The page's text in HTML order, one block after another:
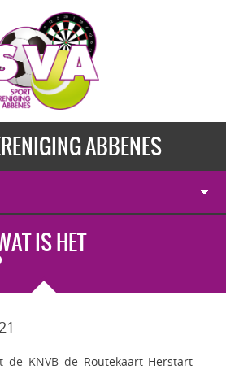
ABBENES
IS HET
de KNVB de Routekaart Herstart